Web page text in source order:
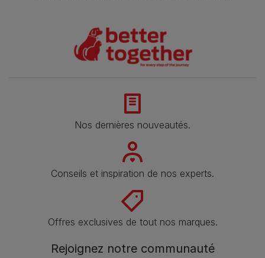
Nos dernières nouveautés.
Conseils et inspiration de nos experts.
Offres exclusives de tout nos marques.
Rejoignez notre communauté